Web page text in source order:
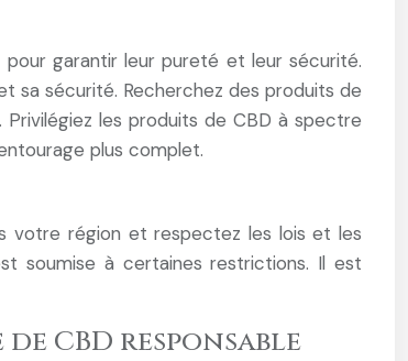
garantir leur pureté et leur sécurité.
sa sécurité. Recherchez des produits de
les produits de CBD à spectre
plus complet.
votre région et respectez les lois et les
soumise à certaines restrictions. Il est
CBD responsable